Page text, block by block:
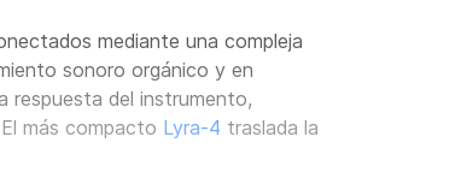
mediante una compleja
sonoro orgánico y en
respuesta del instrumento,
más compacto Lyra-4 traslada la